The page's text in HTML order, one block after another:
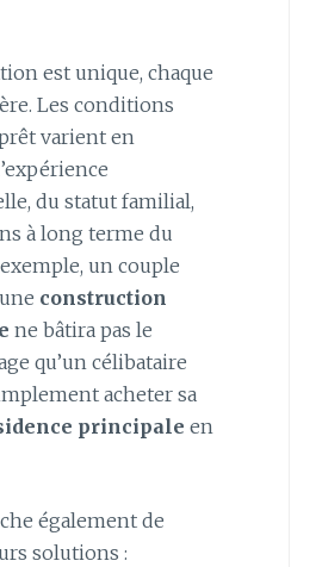
est unique, chaque
Les conditions
varient en
du statut familial,
à long terme du
un couple
construction
ne bâtira pas le
qu’un célibataire
acheter sa
principale en
également de
solutions :